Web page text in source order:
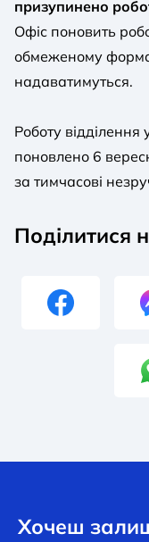
призупинено
Офіс поновить
обмеженому
надаватимуться.
Роботу
поновлено 6
за тимчасові
Поділитися
Хочеш